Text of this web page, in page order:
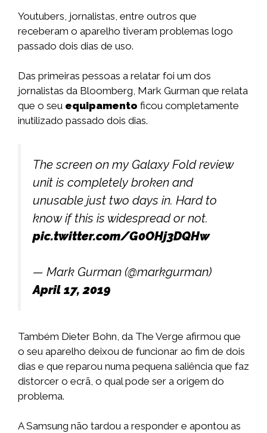
Youtubers, jornalistas, entre outros que
receberam o aparelho tiveram problemas logo
passado dois dias de uso.
Das primeiras pessoas a relatar foi um dos
jornalistas da Bloomberg, Mark Gurman que relata
que o seu equipamento ficou completamente
inutilizado passado dois dias.
The screen on my Galaxy Fold review
unit is completely broken and
unusable just two days in. Hard to
know if this is widespread or not.
pic.twitter.com/G0OHj3DQHw
— Mark Gurman (@markgurman)
April 17, 2019
Também Dieter Bohn, da The Verge afirmou que
o seu aparelho deixou de funcionar ao fim de dois
dias e que reparou numa pequena saliência que faz
distorcer o ecrã, o qual pode ser a origem do
problema.
A Samsung não tardou a responder e apontou as